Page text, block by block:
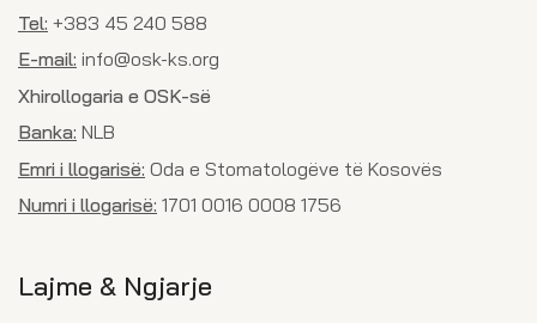
Tel: +383 45 240 588
E-mail: info@osk-ks.org
Xhirollogaria e OSK-së
Banka: NLB
Emri i llogarisë: Oda e Stomatologëve të Kosovës
Numri i llogarisë: 1701 0016 0008 1756
Lajme & Ngjarje